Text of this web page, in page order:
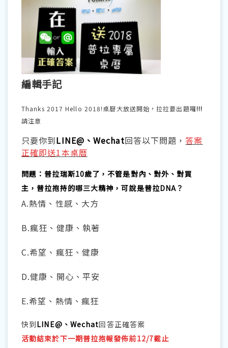
編輯手記
Thanks 2017 Hello 2018!桌曆大放送開始 ，拉拉要出題囉!!!
請注意
只要你到LINE@、Wechat回答以下問題， 答案
正確即送1本桌曆
問題：普拉瑞斯10歲了，不管是對內、對外、對買
主，普拉抱持的哪三大精神，可說是普拉DNA？
A.熱情、性感、大方
B.瘋狂、健康、執著
C.希望、瘋狂、健康
D.健康、開心、平安
E.希望、熱情、瘋狂
快到LINE@、Wechat回答正確答案
活動結束於下一期普拉抱報發佈前12/7截止